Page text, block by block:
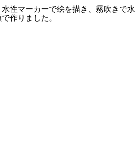
性マーカーで絵を描き、霧吹きで水
作りました。